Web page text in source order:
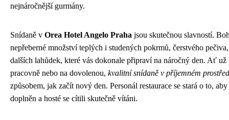
nejnáročnější gurmány.
Snídaně v Orea Hotel Angelo Praha jsou skutečnou slavností.
nepřeberné množství teplých i studených pokrmů, čerstvého
dalších lahůdek, které vás dokonale připraví na náročný den. Ať
pracovně nebo na dovolenou, kvalitní snídaně v příjemném
způsobem, jak začít nový den. Personál restaurace se stará o to,
doplněn a hosté se cítili skutečně vítáni.